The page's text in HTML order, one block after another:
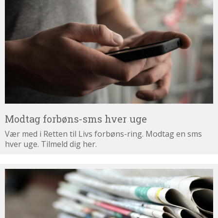
uge
Modtag forbøns-sms hver uge
Vær med i Retten til Livs forbøns-ring. Modtag en sms
hver uge. Tilmeld dig her.
Tilmeld
dig
nyhedsbrevet